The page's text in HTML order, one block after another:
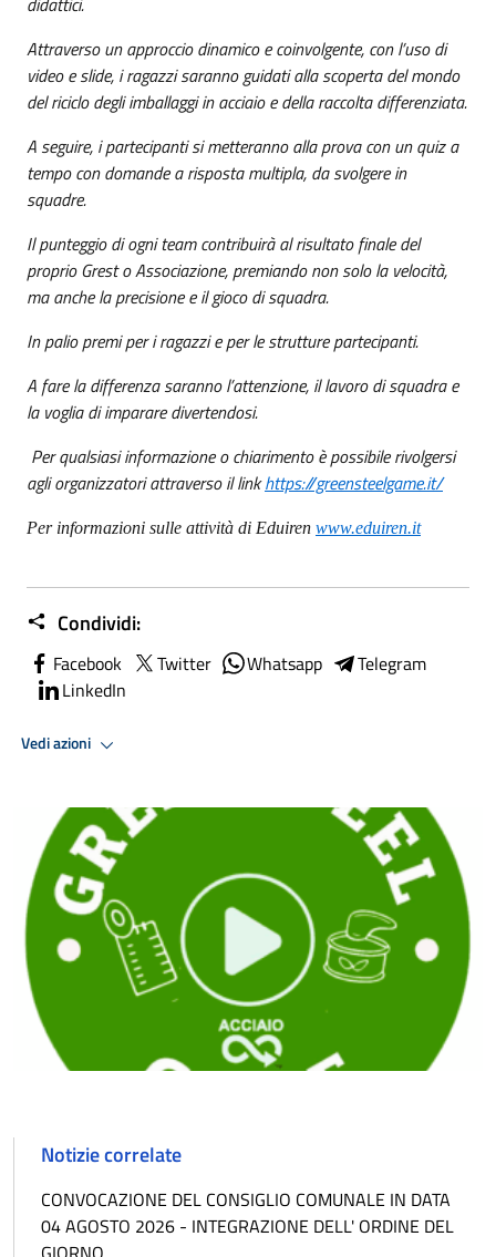
Attraverso un approccio dinamico e coinvolgente, con l’uso di
video e slide, i ragazzi saranno guidati alla scoperta del mondo
del riciclo degli imballaggi in acciaio e della raccolta differenziata.
A seguire, i partecipanti si metteranno alla prova con un quiz a
tempo con domande a risposta multipla, da svolgere in
squadre.
Il punteggio di ogni team contribuirà al risultato finale del
proprio Grest o Associazione, premiando non solo la velocità,
ma anche la precisione e il gioco di squadra.
In palio premi per i ragazzi e per le strutture partecipanti.
A fare la differenza saranno l’attenzione, il lavoro di squadra e
la voglia di imparare divertendosi.
Per qualsiasi informazione o chiarimento è possibile rivolgersi
agli organizzatori attraverso il linkhttps://greensteelgame.it/
Per informazioni sulle attività di Eduiren www.eduiren.it
Condividi:
Facebook Twitter Whatsapp
Telegram
LinkedIn
Vedi azioni
Notizie correlate
CONVOCAZIONE DEL CONSIGLIO COMUNALE IN DATA
04 AGOSTO 2026 - INTEGRAZIONE DELL' ORDINE DEL